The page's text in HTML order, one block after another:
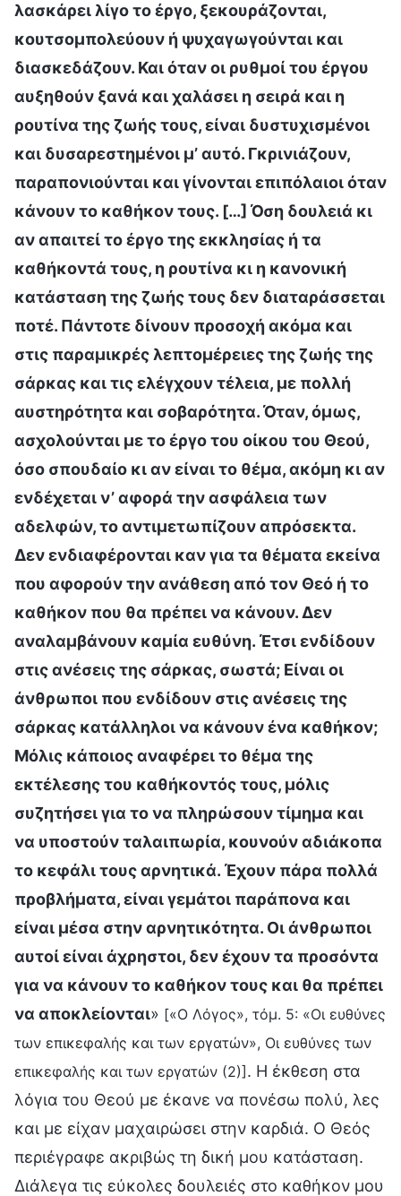
λασκάρει λίγο το έργο, ξεκουράζονται,
κουτσομπολεύουν ή ψυχαγωγούνται και
διασκεδάζουν. Και όταν οι ρυθμοί του έργου
αυξηθούν ξανά και χαλάσει η σειρά και η
ρουτίνα της ζωής τους, είναι δυστυχισμένοι
και δυσαρεστημένοι μ’ αυτό. Γκρινιάζουν,
παραπονιούνται και γίνονται επιπόλαιοι όταν
κάνουν το καθήκον τους. […] Όση δουλειά κι
αν απαιτεί το έργο της εκκλησίας ή τα
καθήκοντά τους, η ρουτίνα κι η κανονική
κατάσταση της ζωής τους δεν διαταράσσεται
ποτέ. Πάντοτε δίνουν προσοχή ακόμα και
στις παραμικρές λεπτομέρειες της ζωής της
σάρκας και τις ελέγχουν τέλεια, με πολλή
αυστηρότητα και σοβαρότητα. Όταν, όμως,
ασχολούνται με το έργο του οίκου του Θεού,
όσο σπουδαίο κι αν είναι το θέμα, ακόμη κι αν
ενδέχεται ν’ αφορά την ασφάλεια των
αδελφών, το αντιμετωπίζουν απρόσεκτα.
Δεν ενδιαφέρονται καν για τα θέματα εκείνα
που αφορούν την ανάθεση από τον Θεό ή το
καθήκον που θα πρέπει να κάνουν. Δεν
αναλαμβάνουν καμία ευθύνη. Έτσι ενδίδουν
στις ανέσεις της σάρκας, σωστά; Είναι οι
άνθρωποι που ενδίδουν στις ανέσεις της
σάρκας κατάλληλοι να κάνουν ένα καθήκον;
Μόλις κάποιος αναφέρει το θέμα της
εκτέλεσης του καθήκοντός τους, μόλις
συζητήσει για το να πληρώσουν τίμημα και
να υποστούν ταλαιπωρία, κουνούν αδιάκοπα
το κεφάλι τους αρνητικά. Έχουν πάρα πολλά
προβλήματα, είναι γεμάτοι παράπονα και
είναι μέσα στην αρνητικότητα. Οι άνθρωποι
αυτοί είναι άχρηστοι, δεν έχουν τα προσόντα
για να κάνουν το καθήκον τους και θα πρέπει
να αποκλείονται» [«Ο Λόγος», τόμ. 5: «Οι ευθύνες
των επικεφαλής και των εργατών», Οι ευθύνες των
επικεφαλής και των εργατών (2)]. Η έκθεση στα
λόγια του Θεού με έκανε να πονέσω πολύ, λες
και με είχαν μαχαιρώσει στην καρδιά. Ο Θεός
περιέγραφε ακριβώς τη δική μου κατάσταση.
Διάλεγα τις εύκολες δουλειές στο καθήκον μου